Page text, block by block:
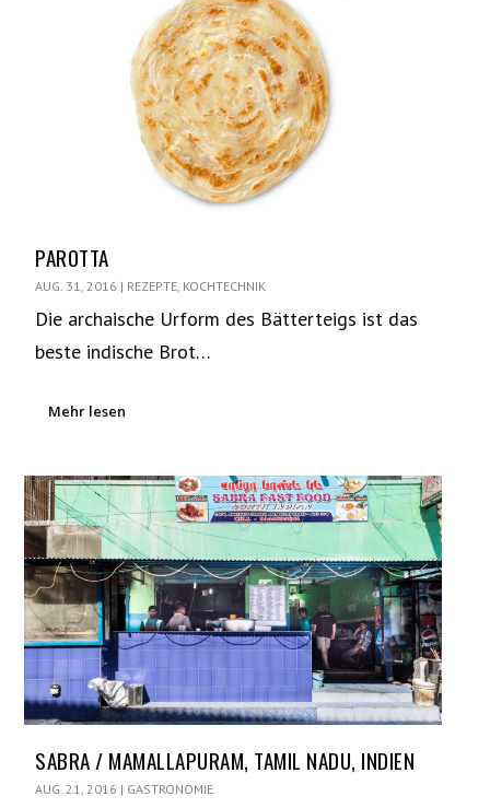
PAROTTA
AUG. 31, 2016 | REZEPTE KOCHTECHNIK
Die archaische Urform des Bätterteigs ist das
beste indische Brot…
Mehr lesen
SABRA / MAMALLAPURAM, TAMIL NADU, INDIEN
AUG. 21, 2016 | GASTRONOMIE